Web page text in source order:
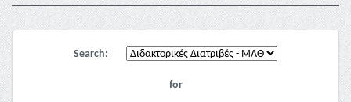
Search:
for